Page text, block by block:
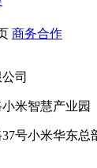
商务合作
司
米智慧产业园
号小米华东总